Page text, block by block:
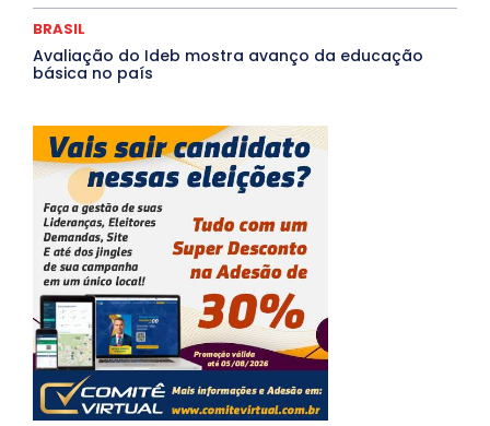
BRASIL
Avaliação do Ideb mostra avanço da educação
básica no país